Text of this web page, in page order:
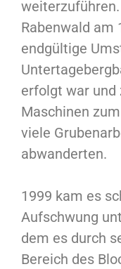
Rabenwald am
endgültige
erfolgt war und
Maschinen
viele
abwanderten.
1999 kam es
Aufschwung
dem es durch
Bereich des